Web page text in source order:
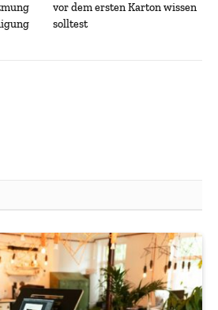
vor dem ersten Karton wissen
solltest